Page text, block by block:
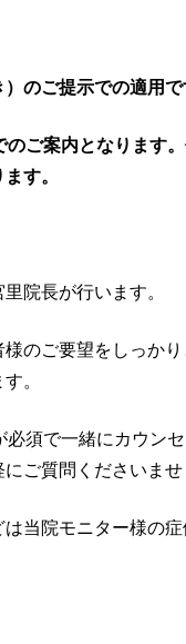
のご提示での適用
ご案内となります
す。
院長が行います。
のご要望をしっか
。
須で一緒にカウン
ご質問くださいませ
当院モニター様の